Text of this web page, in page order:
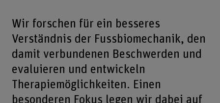
Wir forschen für ein besseres
Verständnis der Fussbiomechanik, den
damit verbundenen Beschwerden und
evaluieren und entwickeln
Therapiemöglichkeiten. Einen
besonderen Fokus legen wir dabei auf